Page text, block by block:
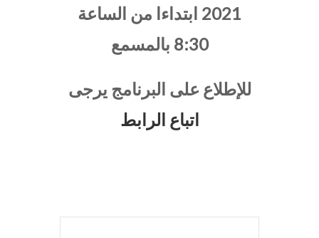
2021 ابتداءا من الساعة
8:30 بالمسمع
للإطلاع على البرنامج يرجى
اتباع الرابط